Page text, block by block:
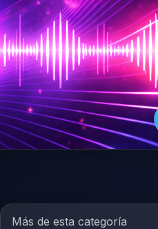
Más de esta categoría